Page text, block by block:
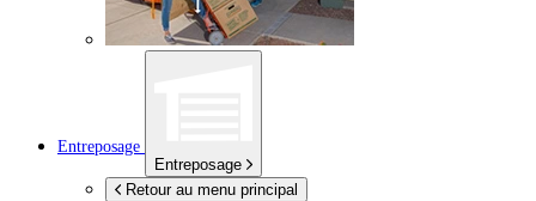
Entreposage
Entreposage
Retour au menu principal